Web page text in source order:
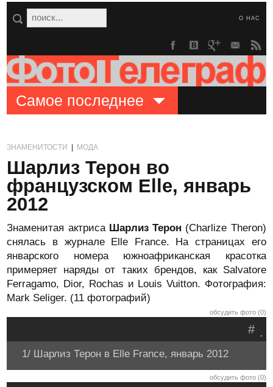
О НАС
Самое последнее
ЗНАМЕНИТОСТИ МОДА
Шарлиз Терон во
французском Elle, январь
2012
Знаменитая актриса Шарлиз Терон (Charlize Theron)
снялась в журнале Elle France. На страницах его
январского номера южноафриканская красотка
примеряет наряды от таких брендов, как Salvatore
Ferragamo, Dior, Rochas и Louis Vuitton. Фотография:
Mark Seliger. (11 фотографий)
обсудить фото (0)
.
#
1/ Шарлиз Терон в Elle France, январь 2012
обсудить фото (0)